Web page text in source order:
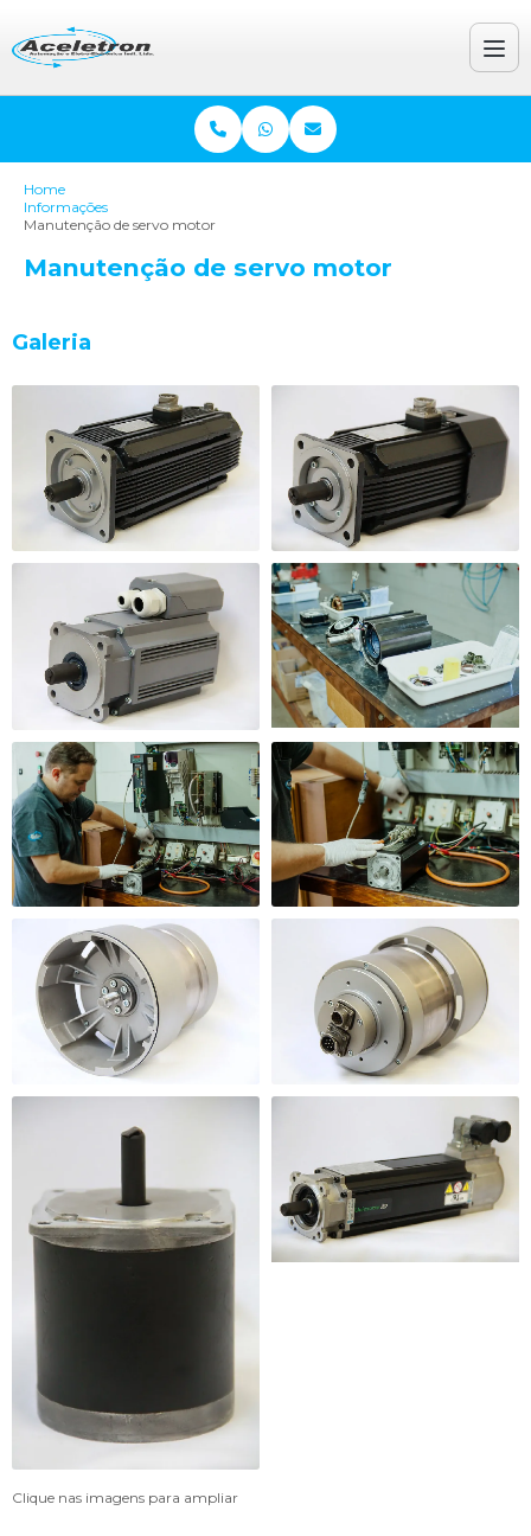
Home
Informações
Manutenção de servo motor
Manutenção de servo motor
Galeria
Clique nas imagens para ampliar